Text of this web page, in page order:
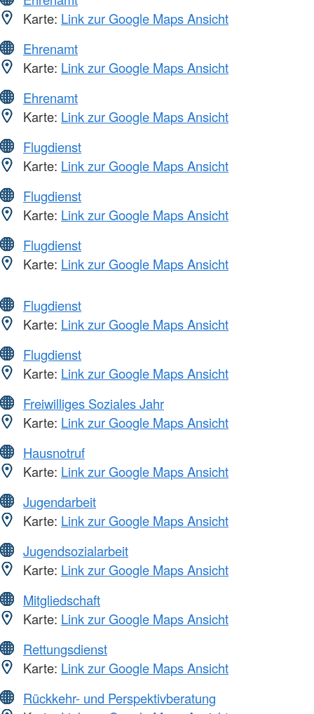
Karte: Link zur Google Maps Ansicht
Ehrenamt
Karte: Link zur Google Maps Ansicht
Ehrenamt
Karte: Link zur Google Maps Ansicht
Flugdienst
Karte: Link zur Google Maps Ansicht
Flugdienst
Karte: Link zur Google Maps Ansicht
Flugdienst
Karte: Link zur Google Maps Ansicht
Flugdienst
Karte: Link zur Google Maps Ansicht
Flugdienst
Karte: Link zur Google Maps Ansicht
Freiwilliges Soziales Jahr
Karte: Link zur Google Maps Ansicht
Hausnotruf
Karte: Link zur Google Maps Ansicht
Jugendarbeit
Karte: Link zur Google Maps Ansicht
Jugendsozialarbeit
Karte: Link zur Google Maps Ansicht
Mitgliedschaft
Karte: Link zur Google Maps Ansicht
Rettungsdienst
Karte: Link zur Google Maps Ansicht
Rückkehr- und Perspektivberatung